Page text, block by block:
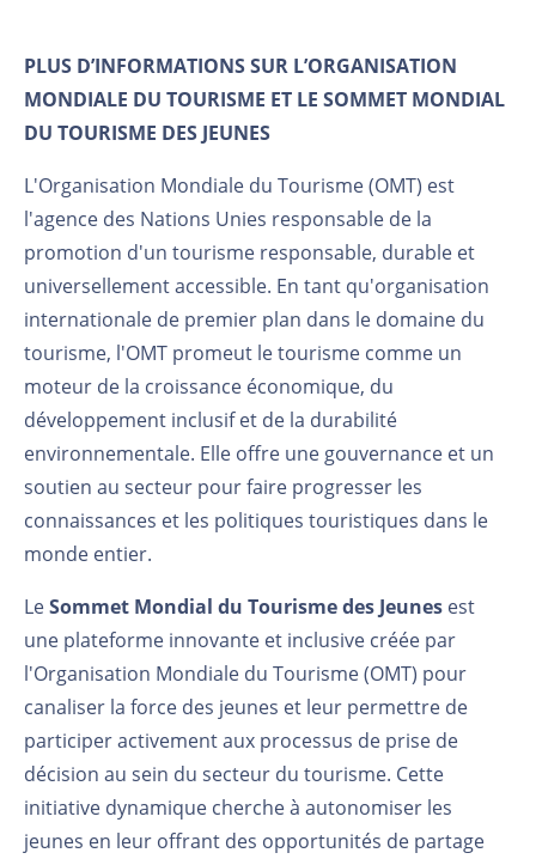
PLUS D’INFORMATIONS SUR L’ORGANISATION
MONDIALE DU TOURISME ET LE SOMMET MONDIAL
DU TOURISME DES JEUNES
L'Organisation Mondiale du Tourisme (OMT) est
l'agence des Nations Unies responsable de la
promotion d'un tourisme responsable, durable et
universellement accessible. En tant qu'organisation
internationale de premier plan dans le domaine du
tourisme, l'OMT promeut le tourisme comme un
moteur de la croissance économique, du
développement inclusif et de la durabilité
environnementale. Elle offre une gouvernance et un
soutien au secteur pour faire progresser les
connaissances et les politiques touristiques dans le
monde entier.
LeSommet Mondial du Tourisme des Jeunes est
une plateforme innovante et inclusive créée par
l'Organisation Mondiale du Tourisme (OMT) pour
canaliser la force des jeunes et leur permettre de
participer activement aux processus de prise de
décision au sein du secteur du tourisme. Cette
initiative dynamique cherche à autonomiser les
jeunes en leur offrant des opportunités de partage